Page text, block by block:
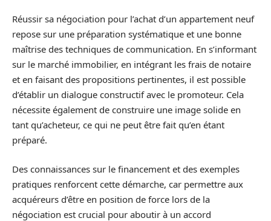
Réussir sa négociation pour l’achat d’un appartement neuf
repose sur une préparation systématique et une bonne
maîtrise des techniques de communication. En s’informant
sur le marché immobilier, en intégrant les frais de notaire
et en faisant des propositions pertinentes, il est possible
d’établir un dialogue constructif avec le promoteur. Cela
nécessite également de construire une image solide en
tant qu’acheteur, ce qui ne peut être fait qu’en étant
préparé.
Des connaissances sur le financement et des exemples
pratiques renforcent cette démarche, car permettre aux
acquéreurs d’être en position de force lors de la
négociation est crucial pour aboutir à un accord